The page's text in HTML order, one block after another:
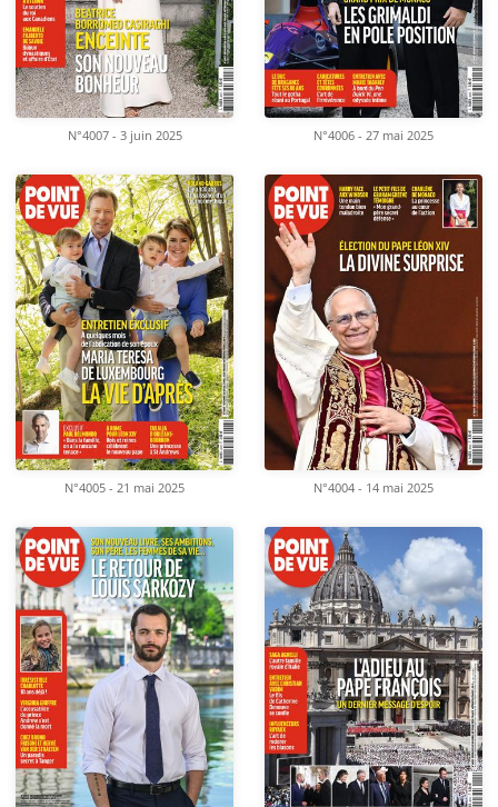
N°4007 - 3 juin 2025 N°4006 - 27 mai 2025
N°4005 - 21 mai 2025 N°4004 - 14 mai 2025